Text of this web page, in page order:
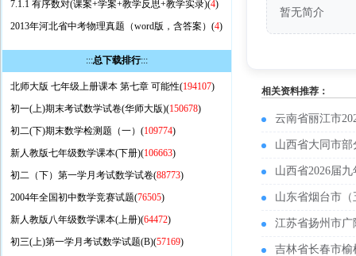
7.1.1 有序数对(课案+学案+教学反思+教学实录)(4)
2013年河北省中考物理真题（word版，含答案）(4)
:::总下载排行:::
北师大版 七年级上册课本 第七章 可能性(194107)
初一(上)期末考试数学试卷(华师大版)(150678)
初二(下)期末数学检测题（一）(109774)
新人教版七年级数学课本(下册)(106663)
初二（下）第一学月考试数学试卷(88773)
2004年全国初中数学竞赛试题(76505)
新人教版八年级数学课本(上册)(64472)
初三(上)第一学月考试数学试题(B)(57169)
暂无简介
相关资料推荐：
云南省丽江市
山西省大同市
山西省2026届
山东省烟台市
江苏省扬州市广
吉林省长春市榆